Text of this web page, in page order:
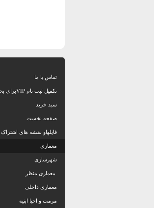
تماس با ما
تکمیل ثبت نام VIPبرای بخش اشتراکیها
سبد خرید
صفحه نخست
فایلهاو نقشه های
معماری
شهرسازی
معماری منظر
معماری داخلی
مرمت و احیا ابنیه